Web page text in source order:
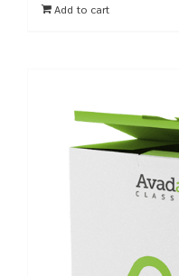
Add to cart